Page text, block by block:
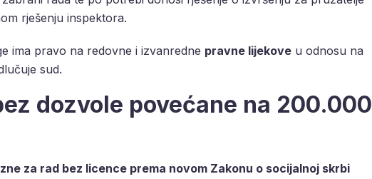
rješenju inspektora.
ima pravo na redovne i izvanredne pravne lijekove u odnosu na
sud.
dozvole povećane na 200.000
za rad bez licence prema novom Zakonu o socijalnoj skrbi